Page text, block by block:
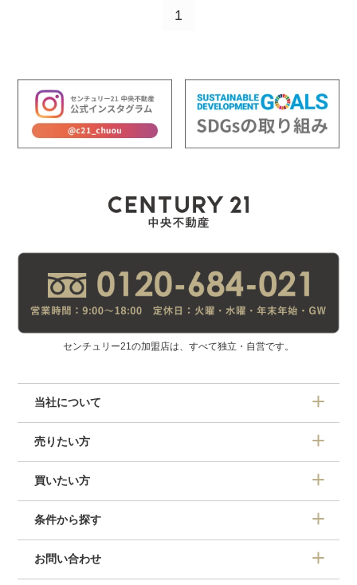
1
センチュリー21の加盟店は、すべて独立・自営です。
当社について
売りたい方
買いたい方
条件から探す
お問い合わせ